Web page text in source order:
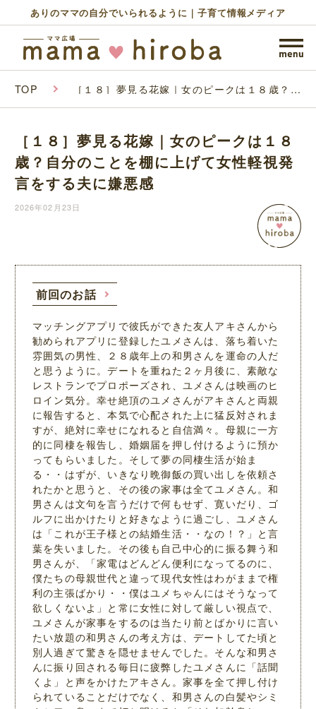
ありのママの自分でいられるように｜子育て情報メディア
TOP ［１８］夢見る花嫁｜女のピークは１８歳？自
嫌悪感
［１８］夢見る花嫁｜女のピークは１８
歳？自分のことを棚に上げて女性軽視発
言をする夫に嫌悪感
2026年02月23日
前回のお話
マッチングアプリで彼氏ができた友人アキさんから
勧められアプリに登録したユメさんは、落ち着いた
雰囲気の男性、２８歳年上の和男さんを運命の人だ
と思うように。デートを重ねた２ヶ月後に、素敵な
レストランでプロポーズされ、ユメさんは映画のヒ
ロイン気分。幸せ絶頂のユメさんがアキさんと両親
に報告すると、本気で心配された上に猛反対されま
すが、絶対に幸せになれると自信満々。母親に一方
的に同棲を報告し、婚姻届を押し付けるように預か
ってもらいました。そして夢の同棲生活が始ま
る・・はずが、いきなり晩御飯の買い出しを依頼さ
れたかと思うと、その後の家事は全てユメさん。和
男さんは文句を言うだけで何もせず、寛いだり、ゴ
ルフに出かけたりと好きなように過ごし、ユメさん
は「これが王子様との結婚生活・・なの！？」と言
葉を失いました。その後も自己中心的に振る舞う和
男さんが、「家電はどんどん便利になってるのに、
僕たちの母親世代と違って現代女性はわがままで権
利の主張ばかり・・僕はユメちゃんにはそうなって
欲しくないよ」と常に女性に対して厳しい視点で、
ユメさんが家事をするのは当たり前とばかりに言い
たい放題の和男さんの考え方は、デートしてた頃と
別人過ぎて驚きを隠せませんでした。そんな和男さ
んに振り回される毎日に疲弊したユメさんに「話聞
くよ」と声をかけたアキさん。家事を全て押し付け
られていることだけでなく、和男さんの白髪やシミ